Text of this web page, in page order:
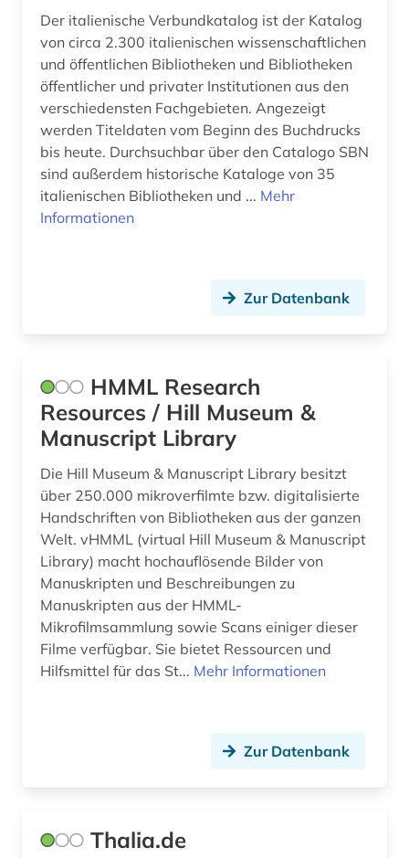
johann wolfgang von (1)
johannes (1)
judaistik (1)
juden (1)
jüdische sozialdemokratische arbeiterpartei
jüdische studien (1)
karte (3)
katholische kirche (1)
kennzahlen (1)
kinderliteratur (1)
kirche (1)
klassifikation (1)
Der italienische Verbundkatalog ist der Katalog
von circa 2.300 italienischen wissenschaftlichen
und öffentlichen Bibliotheken und Bibliotheken
öffentlicher und privater Institutionen aus den
verschiedensten Fachgebieten. Angezeigt
werden Titeldaten vom Beginn des Buchdrucks
bis heute. Durchsuchbar über den Catalogo SBN
sind außerdem historische Kataloge von 35
italienischen Bibliotheken und ... Mehr
Informationen
Zur Datenbank
HMML Research
Resources / Hill Museum &
Manuscript Library
Die Hill Museum & Manuscript Library besitzt
über 250.000 mikroverfilmte bzw. digitalisierte
Handschriften von Bibliotheken aus der ganzen
Welt. vHMML (virtual Hill Museum & Manuscript
Library) macht hochauflösende Bilder von
Manuskripten und Beschreibungen zu
Manuskripten aus der HMML-
Mikrofilmsammlung sowie Scans einiger dieser
Filme verfügbar. Sie bietet Ressourcen und
Hilfsmittel für das St... Mehr Informationen
Zur Datenbank
Thalia.de